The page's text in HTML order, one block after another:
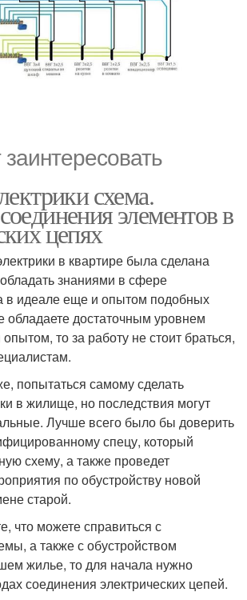
схема.
элементов в
цепях
в квартире была сделана
знаниями в сфере
в идеале еще и опытом подобных
обладаете достаточным уровнем
то за работу не стоит браться,
попытаться самому сделать
в жилище, но последствия могут
Лучше всего было бы доверить
спецу, который
схему, а также проведет
по обустройству новой
старой.
что можете справиться с
а также с обустройством
жилье, то для начала нужно
соединения электрических цепей.